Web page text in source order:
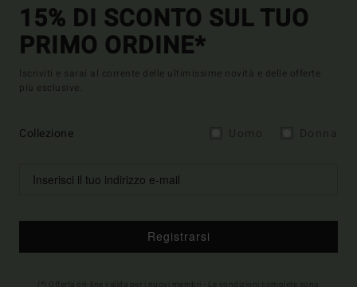
15% DI SCONTO SUL TUO
PRIMO ORDINE*
Iscriviti e sarai al corrente delle ultimissime novità e delle offerte
più esclusive.
Collezione
Registrarsi